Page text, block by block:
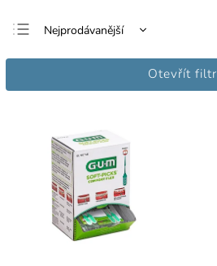
Nejprodávanější
Nejlevnější
Otevřít filtr